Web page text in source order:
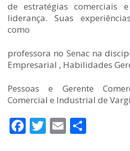
de estratégias comerciais
liderança. Suas
como
professora no Senac na
Empresarial , Habilidades
Pessoas e Gerente
Comercial e Industrial de
Facebook
Twitter
Email